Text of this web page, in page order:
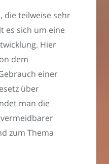
die teilweise sehr
es sich um eine
Hier
dem
einer
über
man die
vermeidbarer
zum Thema